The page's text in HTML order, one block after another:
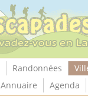
Randonnées
Annuaire Agenda